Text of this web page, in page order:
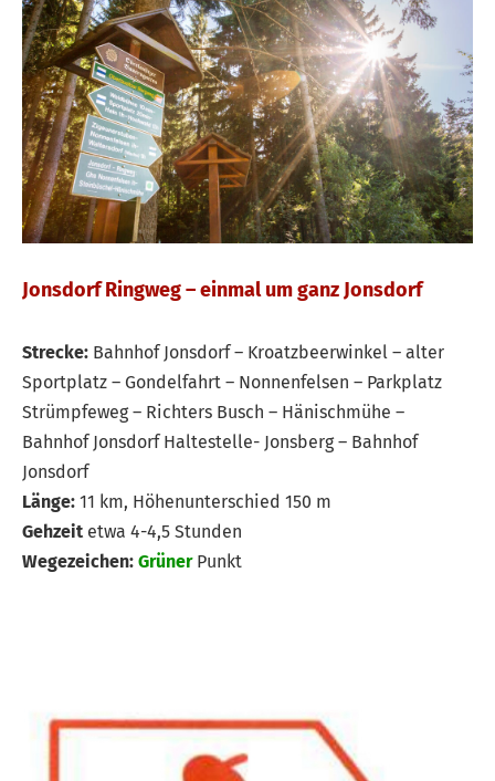
Jonsdorf Ringweg – einmal um ganz Jonsdorf
Strecke: Bahnhof Jonsdorf – Kroatzbeerwinkel – alter
Sportplatz – Gondelfahrt – Nonnenfelsen – Parkplatz
Strümpfeweg – Richters Busch – Hänischmühe –
Bahnhof Jonsdorf Haltestelle- Jonsberg – Bahnhof
Jonsdorf
Länge: 11 km, Höhenunterschied 150 m
Gehzeit etwa 4-4,5 Stunden
Wegezeichen: GrünerPunkt